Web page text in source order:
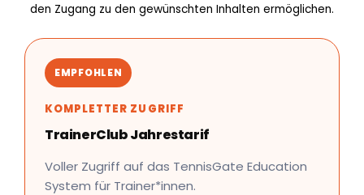
den Zugang zu den gewünschten Inhalten ermöglichen.
EMPFOHLEN
KOMPLETTER ZUGRIFF
TrainerClub Jahrestarif
Voller Zugriff auf das TennisGate Education
System für Trainer*innen.